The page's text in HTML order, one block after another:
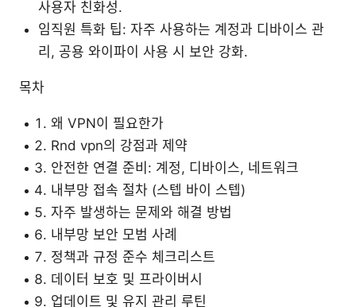
사용자 친화성.
임직원 특화 팁: 자주 사용하는 계정과 디바이스 관
리, 공용 와이파이 사용 시 보안 강화.
목차
왜 VPN이 필요한가
Rnd vpn의 강점과 제약
안전한 연결 준비: 계정, 디바이스, 네트워크
내부망 접속 절차 (스텝 바이 스텝)
자주 발생하는 문제와 해결 방법
내부망 보안 모범 사례
정책과 규정 준수 체크리스트
데이터 보호 및 프라이버시
업데이트 및 유지 관리 루틴